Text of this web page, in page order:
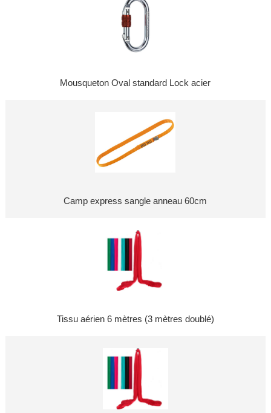
Mousqueton Oval standard Lock acier
Camp express sangle anneau 60cm
Tissu aérien 6 mètres (3 mètres doublé)